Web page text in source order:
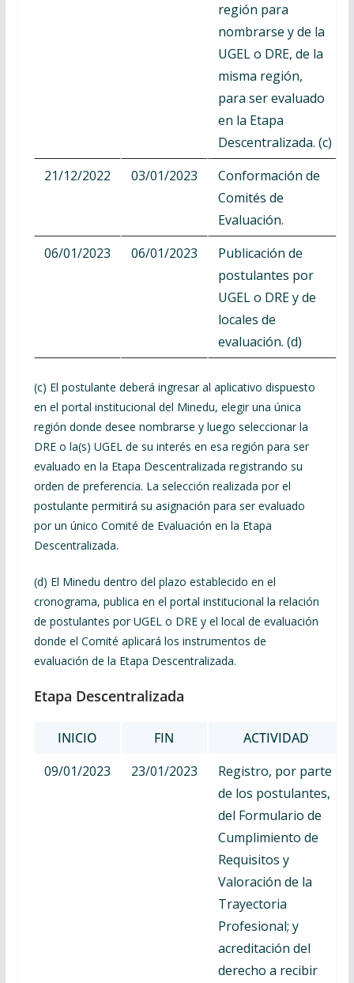
región para
nombrarse y de la
UGEL o DRE, de la
misma región,
para ser evaluado
en la Etapa
Descentralizada. (c)
21/12/2022
03/01/2023
Conformación de
Comités de
Evaluación.
06/01/2023
06/01/2023
Publicación de
postulantes por
UGEL o DRE y de
locales de
evaluación. (d)
(c) El postulante deberá ingresar al aplicativo dispuesto
en el portal institucional del Minedu, elegir una única
región donde desee nombrarse y luego seleccionar la
DRE o la(s) UGEL de su interés en esa región para ser
evaluado en la Etapa Descentralizada registrando su
orden de preferencia. La selección realizada por el
postulante permitirá su asignación para ser evaluado
por un único Comité de Evaluación en la Etapa
Descentralizada.
(d) El Minedu dentro del plazo establecido en el
cronograma, publica en el portal institucional la relación
de postulantes por UGEL o DRE y el local de evaluación
donde el Comité aplicará los instrumentos de
evaluación de la Etapa Descentralizada.
Etapa Descentralizada
INICIO FIN
ACTIVIDAD
09/01/2023
23/01/2023
Registro, por parte
de los postulantes,
del Formulario de
Cumplimiento de
Requisitos y
Valoración de la
Trayectoria
Profesional; y
acreditación del
derecho a recibir